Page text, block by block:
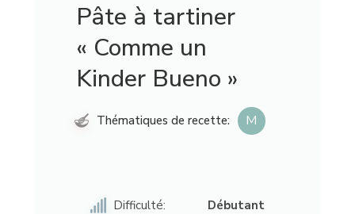
Pâte à tartiner
« Comme un
Kinder Bueno »
Thématiques de recette: M
Difficulté: Débutant